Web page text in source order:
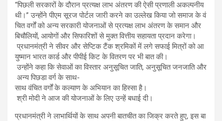
“पिछली सरकारों के दौरान प्रत्यक्ष लाभ अंतरण की ऐसी प्रणाली अकल्पनीय
थी।” उन्होंने पीएम सूरज पोर्टल जारी करने का उल्लेख किया जो समाज के वं
चित वर्गों को अन्य सरकारी योजनाओं से प्रत्यक्ष लाभ अंतरण के समान और
बिचौलियों, आयोगों और सिफारिशों से मुक्त वित्तीय सहायता प्रदान करेगा।
प्रधानमंत्री ने सीवर और सेप्टिक टैंक श्रमिकों में लगे सफाई मित्रों को आ
युष्मान भारत कार्ड और पीपीई किट के वितरण पर भी बात की।
उन्होंने कहा कि सेवाओं का विस्तार अनुसूचित जाति, अनुसूचित जनजाति और
अन्य पिछडा वर्ग के साथ-
साथ वंचित वर्गों के कल्याण के अभियान का हिस्सा है।
श्री मोदी ने आज की योजनाओं के लिए उन्हें बधाई दी।
प्रधानमंत्री ने लाभार्थियों के साथ अपनी बातचीत का जिक्र करते हुए, इस बा